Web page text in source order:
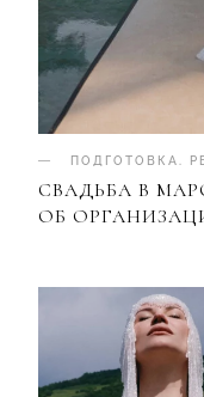
ПОДГОТОВКА
СВАДЬБА В
ОБ